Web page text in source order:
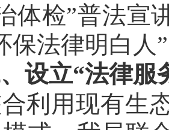
体检”普法宣
保法律明白人
设立“法律服
利用现有生